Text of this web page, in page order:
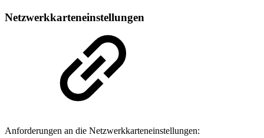
Netzwerkkarteneinstellungen
Anforderungen an die Netzwerkkarteneinstellungen: